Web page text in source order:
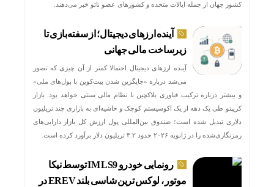
کشور جهان از جمله ایالات متحده و کشورهای عضو ناتو خبر می‌دهند.
آینده ارزهای دیجیتال؛ از سفته‌بازی تا
زیرساخت مالی جهانی
آینده ارزهای دیجیتال احتمالا کمتر از آن چیزی که تصور
می‌شد درباره «جایگزین شدن بیت‌کوین با پول‌های ملی»
و بیشتر درباره ترکیب فناوری بلاکچین با نظام مالی سنتی خواهد بود. بازار
کریپتو طی یک دهه از یک اکوسیستم کوچک و حاشیه‌ای به بازاری چند تریلیون
دلاری تبدیل شده است؛ صندوق بین‌المللی پول ارزش کل بازار دارایی‌های
رمزنگاری‌شده را در ژانویه ۲۰۲۶ حدود ۳.۲ تریلیون دلار برآورد کرده است.
رونمایی خودرو IM LS9 توسط نیکا
موتور ، لوکس ترین شاسی بلند EREV در